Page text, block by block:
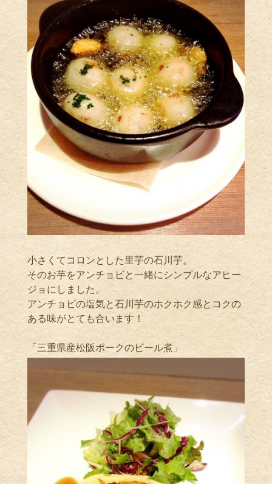
小さくてコロンとした里芋の石川芋。
そのお芋をアンチョビと一緒にシンプルなアヒー
ジョにしました。
アンチョビの塩気と石川芋のホクホク感とコクの
ある味がとても合います！
「三重県産松阪ポークのビール煮」